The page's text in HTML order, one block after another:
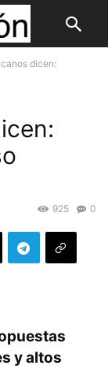
dicen:
0
925
y altos